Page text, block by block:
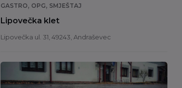
GASTRO, OPG, SMJEŠTAJ
Lipovečka klet
Lipovečka ul. 31, 49243, Andraševec